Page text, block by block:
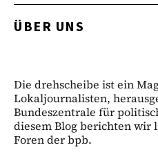
ÜBER UNS
Die drehscheibe ist ein
Lokaljournalisten,
Bundeszentrale für
diesem Blog berichten wir
Foren der bpb.